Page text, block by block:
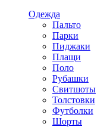
Одежда
Пальто
Парки
Пиджаки
Плащи
Поло
Рубашки
Свитшоты
Толстовки
Футболки
Шорты